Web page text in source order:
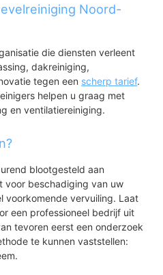
Noord-
die diensten verleent
dakreiniging,
tegen een scherp tarief.
helpen u graag met
en ventilatiereiniging.
blootgesteld aan
voor beschadiging van uw
voorkomende vervuiling. Laat
een professioneel bedrijf uit
tevoren eerst een onderzoek
te kunnen vaststellen: